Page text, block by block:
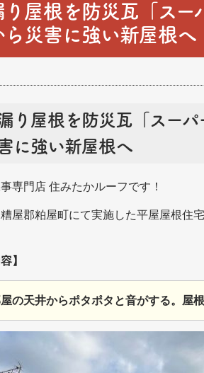
屋根を防災瓦「スー
ら災害に強い新屋根
り屋根を防災瓦「スー
に強い新屋根へ
専門店 住みたかルーフです！
屋郡粕屋町にて実施した平屋屋根住
】
の天井からポタポタと音がする。屋